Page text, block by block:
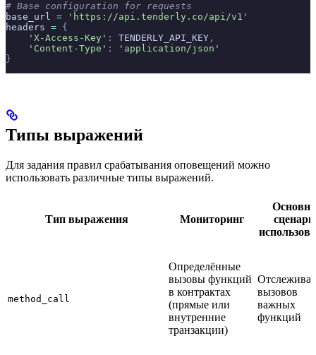
# Base configuration for requests
base_url = 'https://api.tenderly.co/api/v1'
headers = {
    'X-Access-Key'
: TENDERLY_API_KEY ,
    'Content-Type'
:
'application/json'
}
Типы выражений
Для задания правил срабатывания оповещений можно
использовать различные типы выражений.
Тип выражения Мониторинг
method_call
Определённые
вызовы функций
в контрактах
(прямые или
внутренние
транзакции)
вызовов
важных
функций